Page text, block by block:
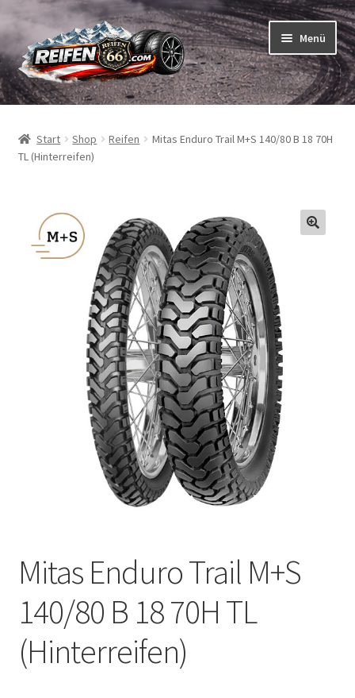
Zur
Navigation
springen
Zum
Inhalt
springen
Menü
Reifen
Schläuche
ABC
Start Shop Reifen
Mitas Enduro Trail M+S 140/80 B 18 70H
TL (Hinterreifen)
Mitas Enduro Trail M+S
140/80 B 18 70H TL
(Hinterreifen)